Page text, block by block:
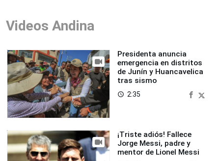
Videos Andina
Presidenta anuncia
emergencia en distritos
de Junín y Huancavelica
tras sismo
access_time 2:35
¡Triste adiós! Fallece
Jorge Messi, padre y
mentor de Lionel Messi